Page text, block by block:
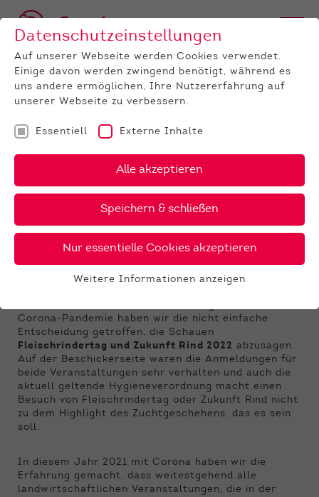
UNTERNEHMEN News
Fleischrindertag und Zukunft
Rind finden nicht statt
Corona-Pandemie haben wir die nicht einfache
Entscheidung getroffen, die Schauen
Fleischrindertag und Zukunft Rind 2022 abzusagen.
Auf der Beschickerseite waren die Anmeldungen für
beide Veranstaltungen sehr verhalten und auch die
aktuell geltende Hygieneverordnung macht einen
Besuch von Fleischrindertag oder Zukunft Rind nicht
zu dem Highlight des Zuchtgeschehens, das es sein
soll.
In diesem Jahr 2021 mit Corona haben wir die
Erfahrung gemacht, dass weitestgehend alle
landwirtschaftlichen Veranstaltungen, die in der
Datenschutzeinstellungen
Auf unserer Webseite werden Cookies verwendet.
Einige davon werden zwingend benötigt, während es
uns andere ermöglichen, Ihre Nutzererfahrung auf
unserer Webseite zu verbessern.
Essentiell Externe Inhalte
Alle akzeptieren
Speichern & schließen
Nur essentielle Cookies akzeptieren
Funktionen der Webseite benötigt. Dadurch ist
gewährleistet, dass die Webseite einwandfrei
funktioniert.
Name cookie_optin
Anbieter Qnetics
Zweck Cookie Einstellungen speichern
Cookie-Informationen anzeigen
Externe Inhalte
anzubieten.
Weitere Informationen anzeigen